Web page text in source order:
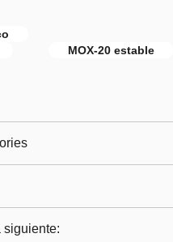
MOX-20 estable
siguiente: